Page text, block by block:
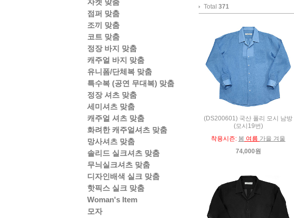
자켓 맞춤
점퍼 맞춤
조끼 맞춤
코트 맞춤
정장 바지 맞춤
캐주얼 바지 맞춤
유니폼/단체복 맞춤
특수복 (공연 무대복) 맞춤
정장 셔츠 맞춤
세미셔츠 맞춤
캐주얼 셔츠 맞춤
화려한 캐주얼셔츠 맞춤
망사셔츠 맞춤
솔리드 실크셔츠 맞춤
무늬실크셔츠 맞춤
디자인배색 실크 맞춤
핫픽스 실크 맞춤
Woman's Item
모자
Total 371
(DS200601) 국산 폴리 모시 남방
(모시19번)
착용시즌: 봄 여름 가을 겨울
74,000원